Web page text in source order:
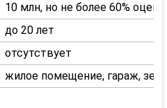
10 млн, но не более 60%
до 20 лет
отсутствует
жилое помещение, гараж,